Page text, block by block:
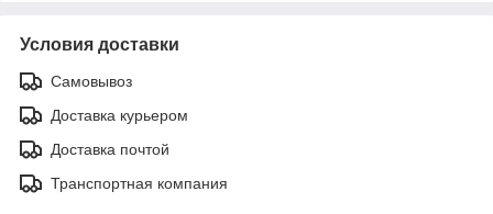
Условия доставки
Самовывоз
Доставка курьером
Доставка почтой
Транспортная компания